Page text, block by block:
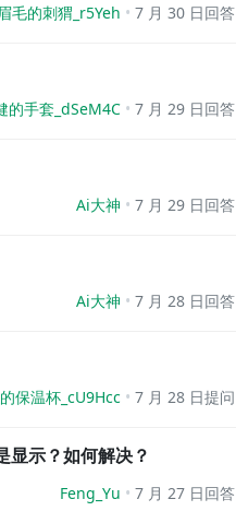
毛的刺猬_r5Yeh 7 月 30 日回答
的手套_dSeM4C 7 月 29 日回答
Ai大神 7 月 29 日回答
Ai大神 7 月 28 日回答
保温杯_cU9Hcc 7 月 28 日提问
显示？如何解决？
Feng_Yu 7 月 27 日回答